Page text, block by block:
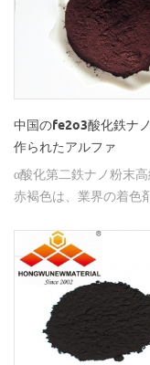
中国のfe2o3酸化鉄ナ
作られたアルファ
α酸化第二鉄ナノ粉末高
赤褐色は、業界の着色